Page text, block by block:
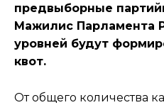
предвыборные
Мажилис Парламента
уровней будут
квот.
От общего количества